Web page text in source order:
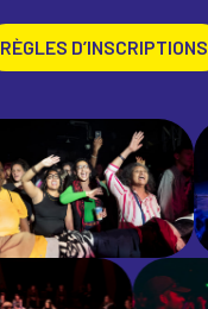
RÈGLES D’INSCRIPTIONS